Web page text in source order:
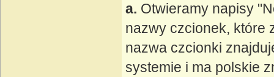
a. Otwieramy napisy
nazwy czcionek, które
nazwa czcionki
systemie i ma polskie